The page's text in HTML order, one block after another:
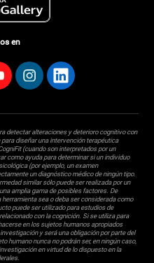
en
detectar alteraciones y deterioro cognitivo con
diseñar una intervención terapéutica
(cuando son interpretados por un
como ayuda para determinar si un individuo
(por ejemplo, un examen
un diagnóstico médico de ningún tipo.
similar sólo puede ser realizada por un
amplia gama de posibles factores. De
sea o deba ser considerada como
puede ser utilizado para estudios de
con la cognición. Si se utiliza para
en los sujetos humanos apropiados
y será una obligación por parte del
humano nunca no podrán ser, en ningún caso,
en virtud de lo dispuesto en la